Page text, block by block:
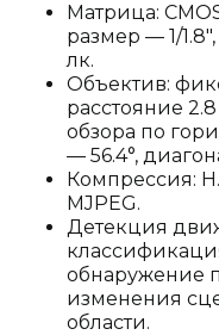
Матрица:
размер — 1/
лк.
Объектив:
расстояние
обзора по
— 56.4°,
Компрессия:
MJPEG.
Детекция
обнаружение
изменения
области.